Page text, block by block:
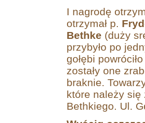
I nagrodę
otrzymał p.
Bethke (duży
przybyło po
gołębi
zostały one
braknie.
które należy się
Bethkiego. Ul.